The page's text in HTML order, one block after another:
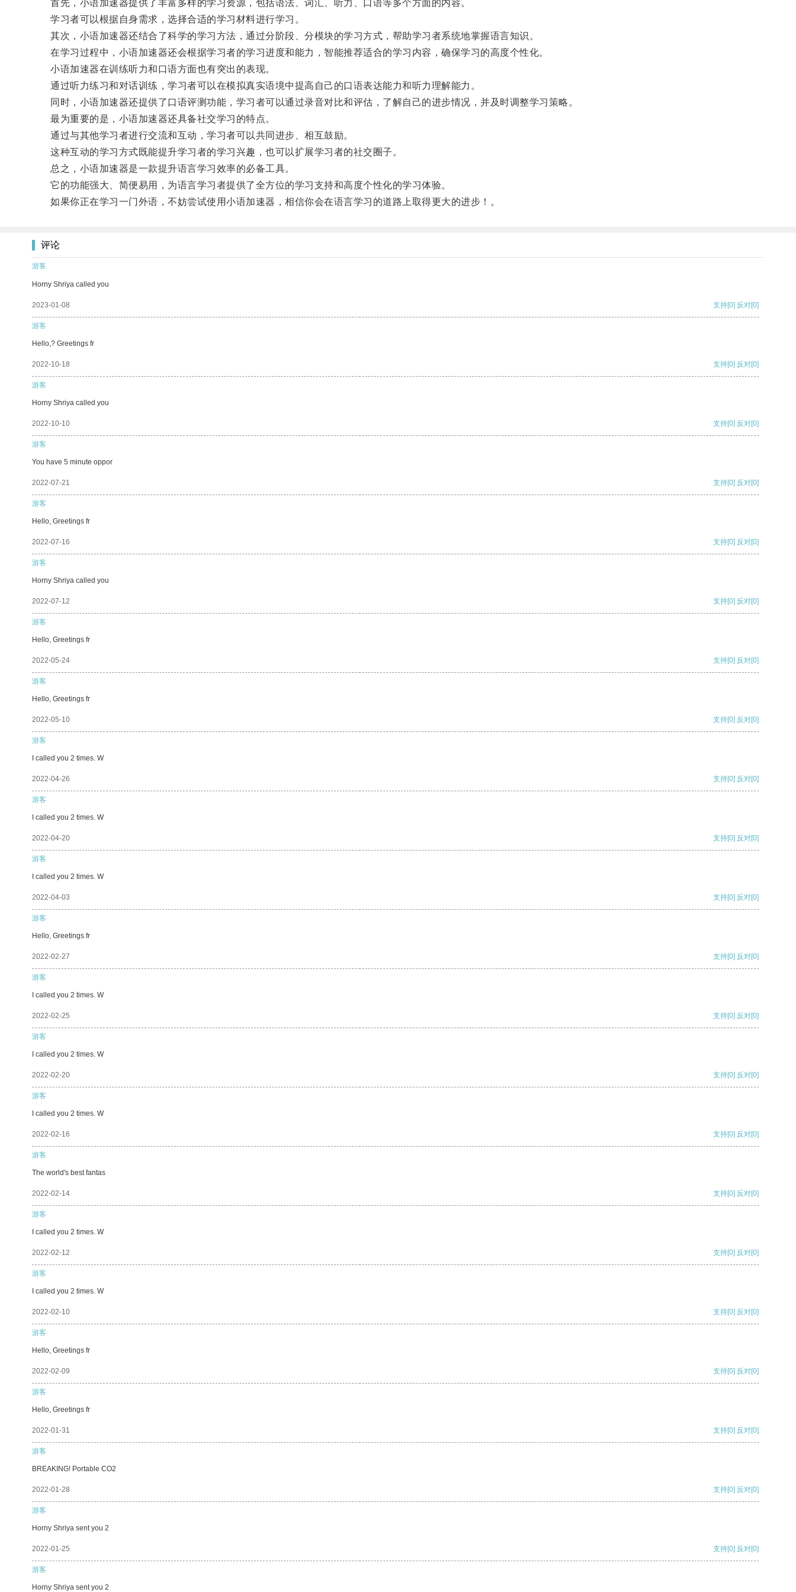
首先，小语加速器提供了丰富多样的学习资源，包括语法、词汇、听力、口语等多个方面的内容。
学习者可以根据自身需求，选择合适的学习材料进行学习。
其次，小语加速器还结合了科学的学习方法，通过分阶段、分模块的学习方式，帮助学习者系统地掌握语言知识。
在学习过程中，小语加速器还会根据学习者的学习进度和能力，智能推荐适合的学习内容，确保学习的高度个性化。
小语加速器在训练听力和口语方面也有突出的表现。
通过听力练习和对话训练，学习者可以在模拟真实语境中提高自己的口语表达能力和听力理解能力。
同时，小语加速器还提供了口语评测功能，学习者可以通过录音对比和评估，了解自己的进步情况，并及时调整学习策略。
最为重要的是，小语加速器还具备社交学习的特点。
通过与其他学习者进行交流和互动，学习者可以共同进步、相互鼓励。
这种互动的学习方式既能提升学习者的学习兴趣，也可以扩展学习者的社交圈子。
总之，小语加速器是一款提升语言学习效率的必备工具。
它的功能强大、简便易用，为语言学习者提供了全方位的学习支持和高度个性化的学习体验。
如果你正在学习一门外语，不妨尝试使用小语加速器，相信你会在语言学习的道路上取得更大的进步！。
评论
游客
Horny Shriya called you
2023-01-08 支持[0] 反对[0]
游客
Hello,? Greetings fr
2022-10-18 支持[0] 反对[0]
游客
Horny Shriya called you
2022-10-10 支持[0] 反对[0]
游客
You have 5 minute oppor
2022-07-21 支持[0] 反对[0]
游客
Hello, Greetings fr
2022-07-16 支持[0] 反对[0]
游客
Horny Shriya called you
2022-07-12 支持[0] 反对[0]
游客
Hello, Greetings fr
2022-05-24 支持[0] 反对[0]
游客
Hello, Greetings fr
2022-05-10 支持[0] 反对[0]
游客
I called you 2 times. W
2022-04-26 支持[0] 反对[0]
游客
I called you 2 times. W
2022-04-20 支持[0] 反对[0]
游客
I called you 2 times. W
2022-04-03 支持[0] 反对[0]
游客
Hello, Greetings fr
2022-02-27 支持[0] 反对[0]
游客
I called you 2 times. W
2022-02-25 支持[0] 反对[0]
游客
I called you 2 times. W
2022-02-20 支持[0] 反对[0]
游客
I called you 2 times. W
2022-02-16 支持[0] 反对[0]
游客
The world's best fantas
2022-02-14 支持[0] 反对[0]
游客
I called you 2 times. W
2022-02-12 支持[0] 反对[0]
游客
I called you 2 times. W
2022-02-10 支持[0] 反对[0]
游客
Hello, Greetings fr
2022-02-09 支持[0] 反对[0]
游客
Hello, Greetings fr
2022-01-31 支持[0] 反对[0]
游客
BREAKING! Portable CO2
2022-01-28 支持[0] 反对[0]
游客
Horny Shriya sent you 2
2022-01-25 支持[0] 反对[0]
游客
Horny Shriya sent you 2